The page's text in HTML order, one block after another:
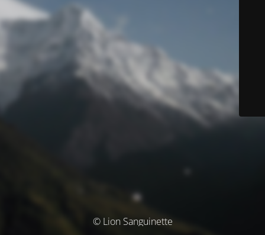
© Lion Sanguinette